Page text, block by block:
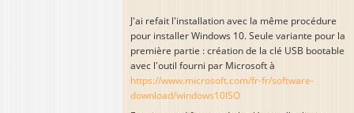
J'ai refait l'installation avec la même procédure
pour installer Windows 10. Seule variante pour la
première partie : création de la clé USB bootable
avec l'outil fourni par Microsoft à
https://www.microsoft.com/fr-fr/software-
download/windows10ISO